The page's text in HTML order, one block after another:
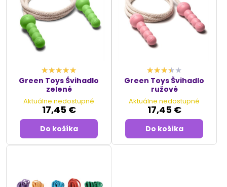
Green Toys Švihadlo
zelené
Aktuálne nedostupné
17,45 €
Do košíka
Green Toys Švihadlo
ružové
Aktuálne nedostupné
17,45 €
Do košíka